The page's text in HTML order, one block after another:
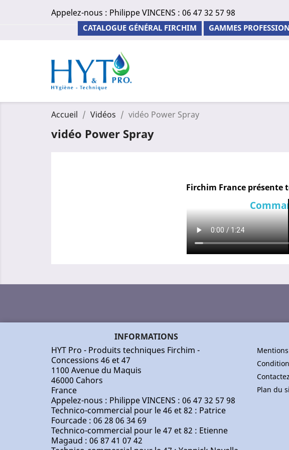
Appelez-nous : Philippe VINCENS : 06 47 32 57 98
CATALOGUE GÉNÉRAL FIRCHIM GAMMES
Accueil Vidéos vidéo Power Spray
vidéo Power Spray
Firchim France présente
INFORMATIONS
HYT Pro - Produits techniques Firchim -
Concessions 46 et 47
1100 Avenue du Maquis
46000 Cahors
France
Appelez-nous : Philippe VINCENS : 06 47 32 57 98
Technico-commercial pour le 46 et 82 : Patrice
Fourcade : 06 28 06 34 69
Technico-commercial pour le 47 et 82 : Etienne
Magaud : 06 87 41 07 42
Plan du